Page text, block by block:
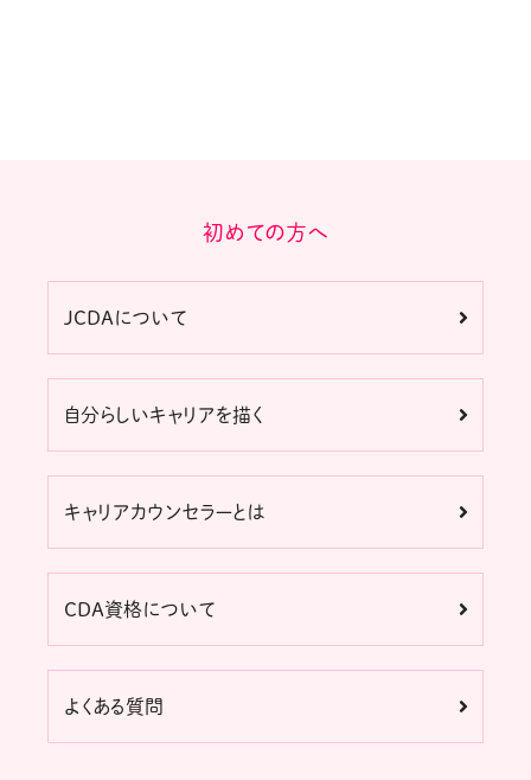
初めての方へ
JCDAについて
自分らしいキャリアを描く
キャリアカウンセラーとは
CDA資格について
よくある質問